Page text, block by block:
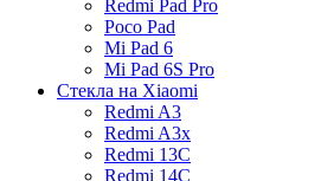
Redmi Pad Pro
Poco Pad
Mi Pad 6
Mi Pad 6S Pro
Стекла на Xiaomi
Redmi A3
Redmi A3x
Redmi 13C
Redmi 14C